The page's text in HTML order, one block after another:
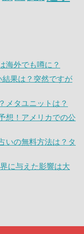
海外でも噂に？
果は？突然ですが
メタユニットは？
想！アメリカでの公
いの無料方法は？タ
に与えた影響は大